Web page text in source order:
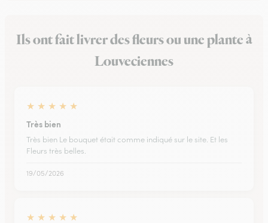
Ils ont fait livrer des fleurs ou une plante à
Louveciennes
★ ★ ★ ★ ★
Très bien
Très bien Le bouquet était comme indiqué sur le site. Et les
Fleurs très belles.
19/05/2026
★ ★ ★ ★ ★